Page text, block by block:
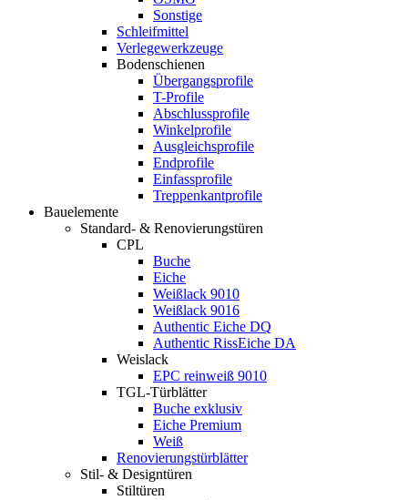
Sonstige
Schleifmittel
Verlegewerkzeuge
Bodenschienen
Übergangsprofile
T-Profile
Abschlussprofile
Winkelprofile
Ausgleichsprofile
Endprofile
Einfassprofile
Treppenkantprofile
Bauelemente
Standard- & Renovierungstüren
CPL
Buche
Eiche
Weißlack 9010
Weißlack 9016
Authentic Eiche DQ
Authentic RissEiche DA
Weislack
EPC reinweiß 9010
TGL-Türblätter
Buche exklusiv
Eiche Premium
Weiß
Renovierungstürblätter
Stil- & Designtüren
Stiltüren